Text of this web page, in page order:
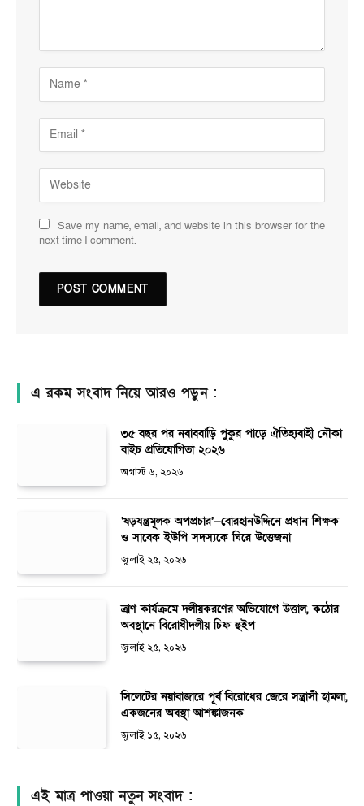
Save my name, email, and website in this browser for the
next time I comment.
এ রকম সংবাদ নিয়ে আরও পড়ুন :
৩৫ বছর পর নবাববাড়ি পুকুর পাড়ে ঐতিহ্যবাহী নৌকা
বাইচ প্রতিযোগিতা ২০২৬
অগাস্ট ৬, ২০২৬
‘ষড়যন্ত্রমূলক অপপ্রচার’—বোরহানউদ্দিনে প্রধান শিক্ষক
ও সাবেক ইউপি সদস্যকে ঘিরে উত্তেজনা
জুলাই ২৫, ২০২৬
ত্রাণ কার্যক্রমে দলীয়করণের অভিযোগে উত্তাল, কঠোর
অবস্থানে বিরোধীদলীয় চিফ হুইপ
জুলাই ২৫, ২০২৬
সিলেটের নয়াবাজারে পূর্ব বিরোধের জেরে সন্ত্রাসী হামলা,
একজনের অবস্থা আশঙ্কাজনক
জুলাই ১৫, ২০২৬
এই মাত্র পাওয়া নতুন সংবাদ :